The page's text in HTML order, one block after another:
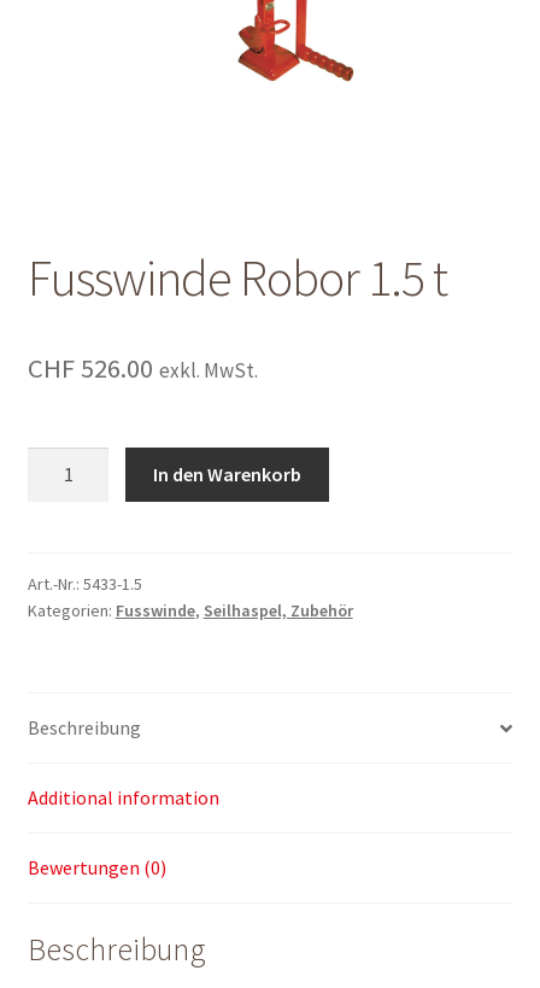
Warenkorb
Fusswinde Robor 1.5 t
CHF526.00 exkl. MwSt.
quantity
In den Warenkorb
Art.-Nr.: 5433-1.5
Kategorien: Fusswinde, Seilhaspel, Zubehör
Beschreibung
Additional information
Bewertungen (0)
Beschreibung